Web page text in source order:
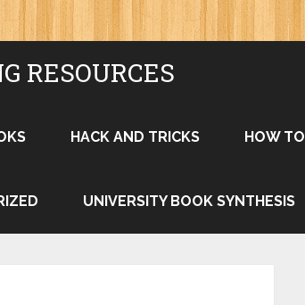
RESOURCES
HACK AND TRICKS HOW TO
UNIVERSITY BOOK SYNTHESIS